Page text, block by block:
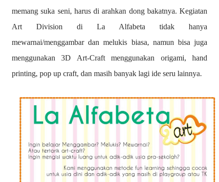
memang suka seni, harus di arahkan dong bakatnya. Kegiatan
Art Division di La Alfabeta tidak hanya
mewarnai/menggambar dan melukis biasa, namun bisa juga
menggunakan 3D Art-Craft menggunakan origami, hand
printing, pop up craft, dan masih banyak lagi ide seru lainnya.